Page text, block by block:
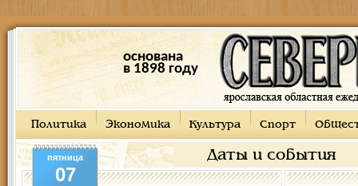
основана
в 1898 году
Политика Экономика Культура Спорт
Даты и события
пятница
07